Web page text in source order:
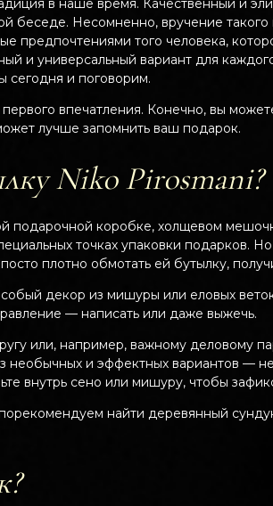
в наше время. Качественный и
беседе. Несомненно, вручение
предпочтениями того человека,
и универсальный вариант для
сегодня и поговорим.
впечатления. Конечно, вы
лучше запомнить ваш подарок.
Niko Pirosmani?
подарочной коробке, холщевом
точках упаковки подарков.
плотно обмотать ей бутылку,
декор из мишуры или еловых
— написать или даже выжечь.
или, например, важному деловому
необычных и эффектных вариантов —
внутрь сено или мишуру, чтобы
найти деревянный